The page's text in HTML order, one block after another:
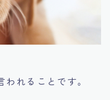
れることです。